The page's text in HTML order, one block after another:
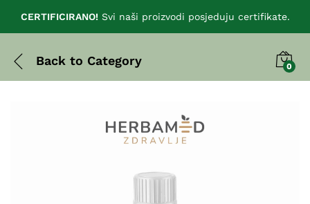
CERTIFICIRANO! Svi naši proizvodi posjeduju certifikate.
Back to Category 0